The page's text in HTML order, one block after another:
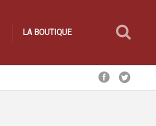
LA BOUTIQUE